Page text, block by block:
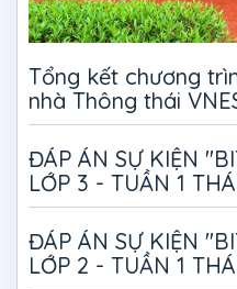
Tổng kết chương
nhà Thông thái
ĐÁP ÁN SỰ KIỆN
LỚP 3 - TUẦN 1
ĐÁP ÁN SỰ KIỆN
LỚP 2 - TUẦN 1